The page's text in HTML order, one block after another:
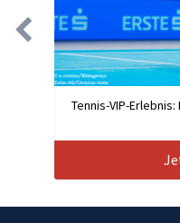
Tennis-VIP-